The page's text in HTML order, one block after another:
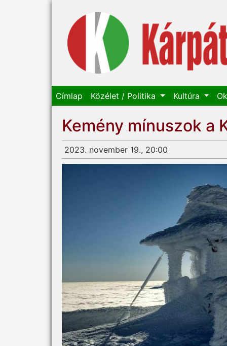
Címlap Közélet / Politika Kultúra
Kemény mínuszok a
2023. november 19., 20:00